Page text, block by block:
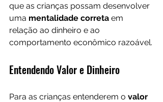
que as crianças possam desenvolver
uma mentalidade correta em
relação ao dinheiro e ao
comportamento econômico razoável.
Entendendo Valor e Dinheiro
Para as crianças entenderem o valor